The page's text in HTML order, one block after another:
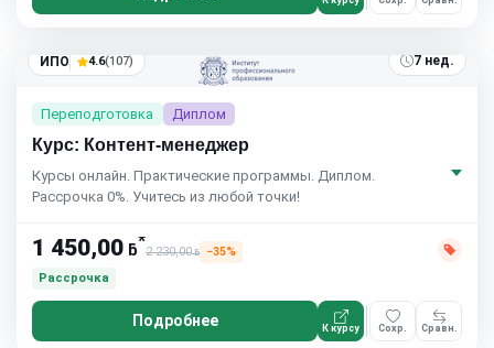
ИПО 4.6(107) 7 нед.
Переподготовка Диплом
Курс: Контент-менеджер
Курсы онлайн. Практические программы. Диплом.
Рассрочка 0%. Учитесь из любой точки!
1 450,00 ƃ*
2 230,00ƃ
−35%
Рассрочка
Подробнее К курсу Сохр. Сравн.